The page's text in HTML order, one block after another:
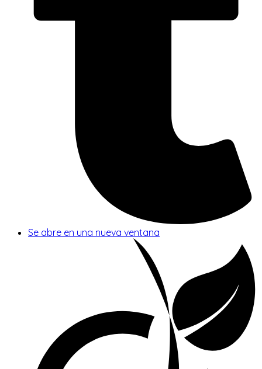
Se abre en una nueva ventana